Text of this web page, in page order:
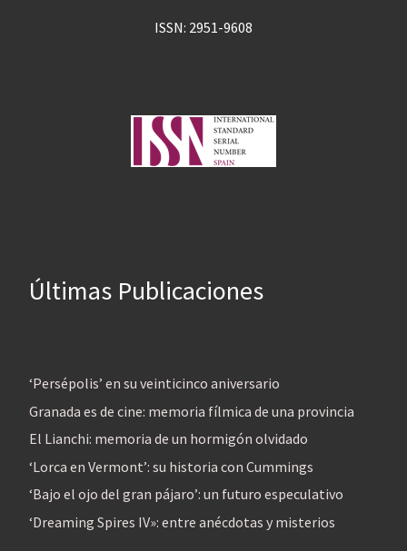
ISSN: 2951-9608
Últimas Publicaciones
‘Persépolis’ en su veinticinco aniversario
Granada es de cine: memoria fílmica de una provincia
El Lianchi: memoria de un hormigón olvidado
‘Lorca en Vermont’: su historia con Cummings
‘Bajo el ojo del gran pájaro’: un futuro especulativo
‘Dreaming Spires IV»: entre anécdotas y misterios